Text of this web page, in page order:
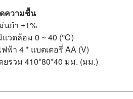
ความชื้น
นยำ ±1%
วดล้อม 0 ~ 40 (℃)
ฟ้า 4 * แบตเตอรี่ AA (V)
รวม 410*80*40 มม. (มม.)